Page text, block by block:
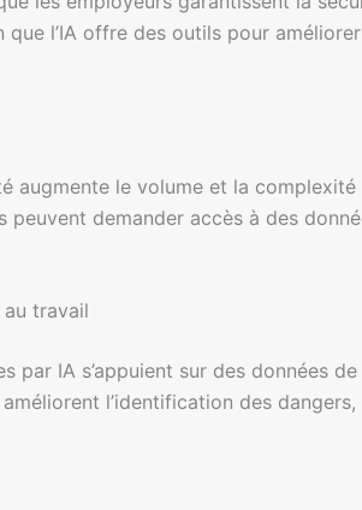
que l’IA offre des outils pour
augmente le volume et la
demander accès à des
travail
par IA s’appuient sur des données
l’identification des